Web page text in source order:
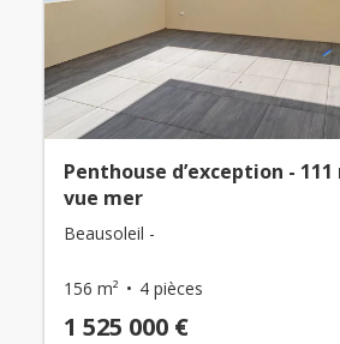
Penthouse d’exception - 111
vue mer
Beausoleil -
156 m² 4 pièces
1 525 000 €